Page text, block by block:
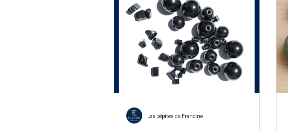
Les pépites de Francine